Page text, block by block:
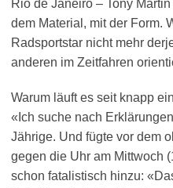
Rio de Janeiro – Tony
dem Material, mit der Form.
Radsportstar nicht mehr
anderen im Zeitfahren
Warum läuft es seit knapp
«Ich suche nach
Jährige. Und fügte vor dem
gegen die Uhr am Mittwoch
schon fatalistisch hinzu: